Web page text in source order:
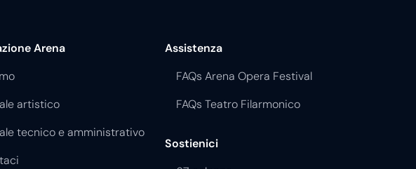
Arena
artistico
tecnico e amministrativo
Assistenza
FAQs Arena Opera Festival
FAQs Teatro Filarmonico
Sostienici